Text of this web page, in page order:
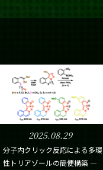
2025.08.29
分子内クリック反応による多環
性トリアゾールの簡便構築 ―